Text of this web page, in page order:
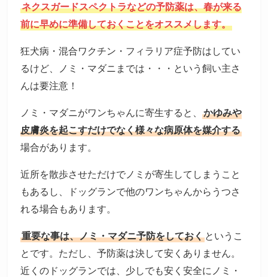
ネクスガードスペクトラなどの予防薬は、春が来る
前に早めに準備しておくことをオススメします。
狂犬病・混合ワクチン・フィラリア症予防はしてい
るけど、ノミ・マダニまでは・・・という飼い主さ
んは要注意！
ノミ・マダニがワンちゃんに寄生すると、
かゆみや
皮膚炎を起こすだけでなく様々な病原体を媒介する
場合があります。
近所を散歩させただけでノミが寄生してしまうこと
もあるし、ドッグランで他のワンちゃんからうつさ
れる場合もあります。
重要な事は、ノミ・マダニ予防をしておくというこ
とです。ただし、予防薬は決して安くありません。
近くのドッグランでは、少しでも安く安全にノミ・